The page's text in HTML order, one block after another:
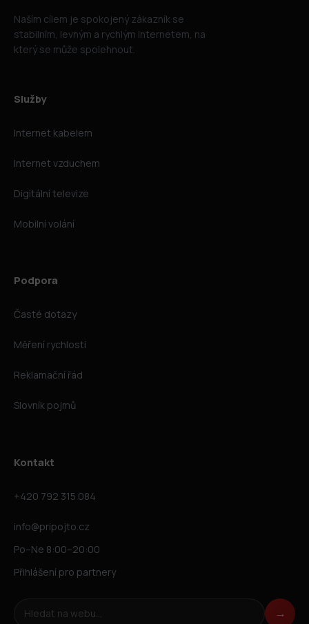
Naším cílem je spokojený zákazník se
stabilním, levným a rychlým internetem, na
který se může spolehnout.
Služby
Internet kabelem
Internet vzduchem
Digitální televize
Mobilní volání
Podpora
Časté dotazy
Měření rychlosti
Reklamační řád
Slovník pojmů
Kontakt
+420 792 315 084
info@pripojto.cz
Po–Ne 8:00–20:00
Přihlášení pro partnery
Hledat na webu →